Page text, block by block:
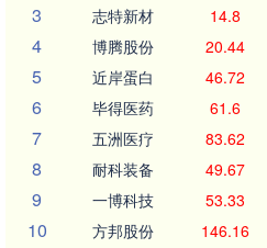
3 志特新材 14.8
4 博腾股份 20.44
5 近岸蛋白 46.72
6 毕得医药 61.6
7 五洲医疗 83.62
8 耐科装备 49.67
9 一博科技 53.33
10 方邦股份 146.16